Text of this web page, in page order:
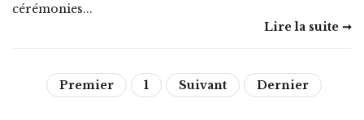
cérémonies...
Lire la suite ➞
Premier 1 Suivant Dernier